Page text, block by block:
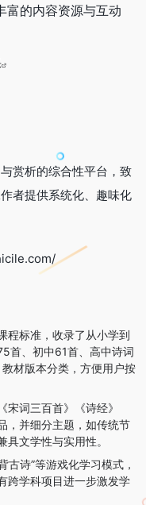
富的内容资源与互动
赏析的综合性平台，致
者提供系统化、趣味化
程标准，收录了从小学到
首、初中61首、高中诗词
材版本分类，方便用户按
词三百首》《诗经》
，并细分主题，如传统节
文学性与实用性。
古诗”等游戏化学习模式，
跨学科项目进一步激发学